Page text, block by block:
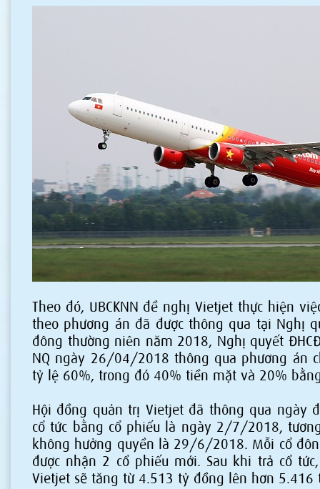
Theo đó, UBCKNN đề nghị Vietjet thực hiện
theo phương án đã được thông qua tại Nghị
đông thường niên năm 2018, Nghị quyết
NQ ngày 26/04/2018 thông qua phương án
tỷ lệ 60%, trong đó 40% tiền mặt và 20%
Hội đồng quản trị Vietjet đã thông qua ngày
cổ tức bằng cổ phiếu là ngày 2/7/2018,
không hưởng quyền là 29/6/2018. Mỗi cổ
được nhận 2 cổ phiếu mới. Sau khi trả cổ
Vietjet sẽ tăng từ 4.513 tỷ đồng lên hơn 5.416